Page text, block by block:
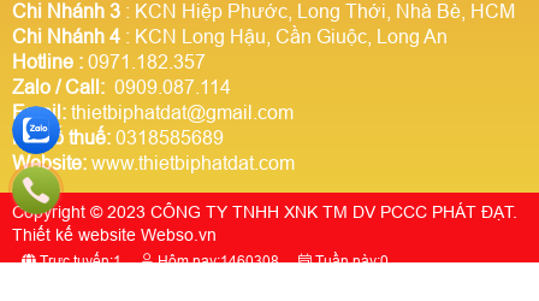
Chi Nhánh 3 : KCN Hiệp Phước, Long Thới, Nhà Bè, HCM
Chi Nhánh 4 : KCN Long Hậu, Cần Giuộc, Long An
Hotline : 0971.182.357
Zalo / Call: 0909.087.114
Email: thietbiphatdat@gmail.com
Mã số thuế: 0318585689
Website: www.thietbiphatdat.com
Copyright © 2023 CÔNG TY TNHH XNK TM DV PCCC PHÁT ĐẠT.
Thiết kế website Webso.vn
Trực tuyến:1 Hôm nay:1460308 Tuần này:0